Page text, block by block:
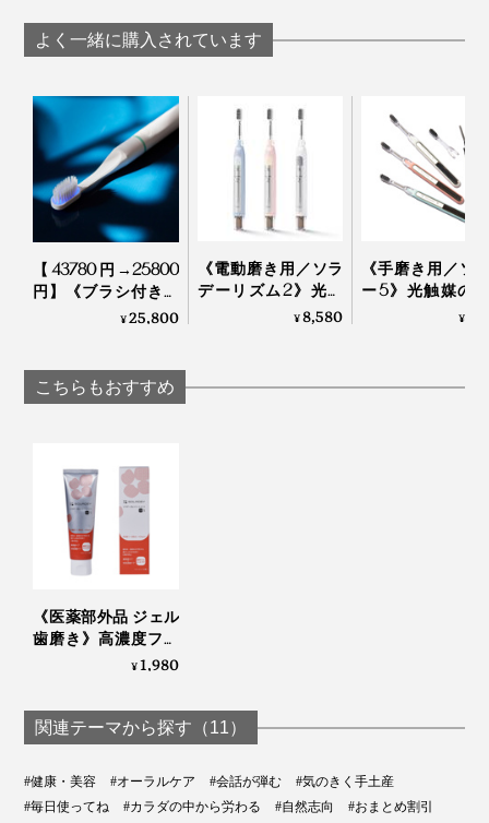
の「木曽檜歯磨きジ
ェル」
ジェル」
よく一緒に購入されています
【43780円→25800
円】《ブラシ付き本
体＋替えブラシヘッ
の「電子歯ブラシ」
｜PLAQLES プラクレ
¥25,800
《電動磨き用／ソラ
デーリズム2》光触
媒の効果で、歯磨き
¥8,580
《手磨き用／ソ
ー5》光触媒の
で、歯磨き粉な
¥
こちらもおすすめ
《医薬部外品 ジェル
歯磨き》高濃度フッ
素配合、口臭・歯周
トリートメントプラ
スS」｜SOLADEY
¥1,980
関連テーマから探す（11）
#健康・美容 #オーラルケア #会話が弾む
#気のきく手土産
#毎日使ってね
#カラダの中から労わる #自然志向
#おまとめ割引